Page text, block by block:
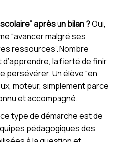
après un bilan ?Oui,
“avancer malgré ses
ressources”. Nombre
la fierté de finir
persévérer. Un élève “en
moteur, simplement parce
et accompagné.
type de démarche est de
pédagogiques des